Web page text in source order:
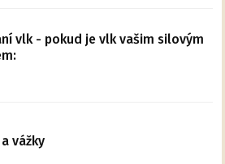
vlk - pokud je vlk vašim silovým
vážky